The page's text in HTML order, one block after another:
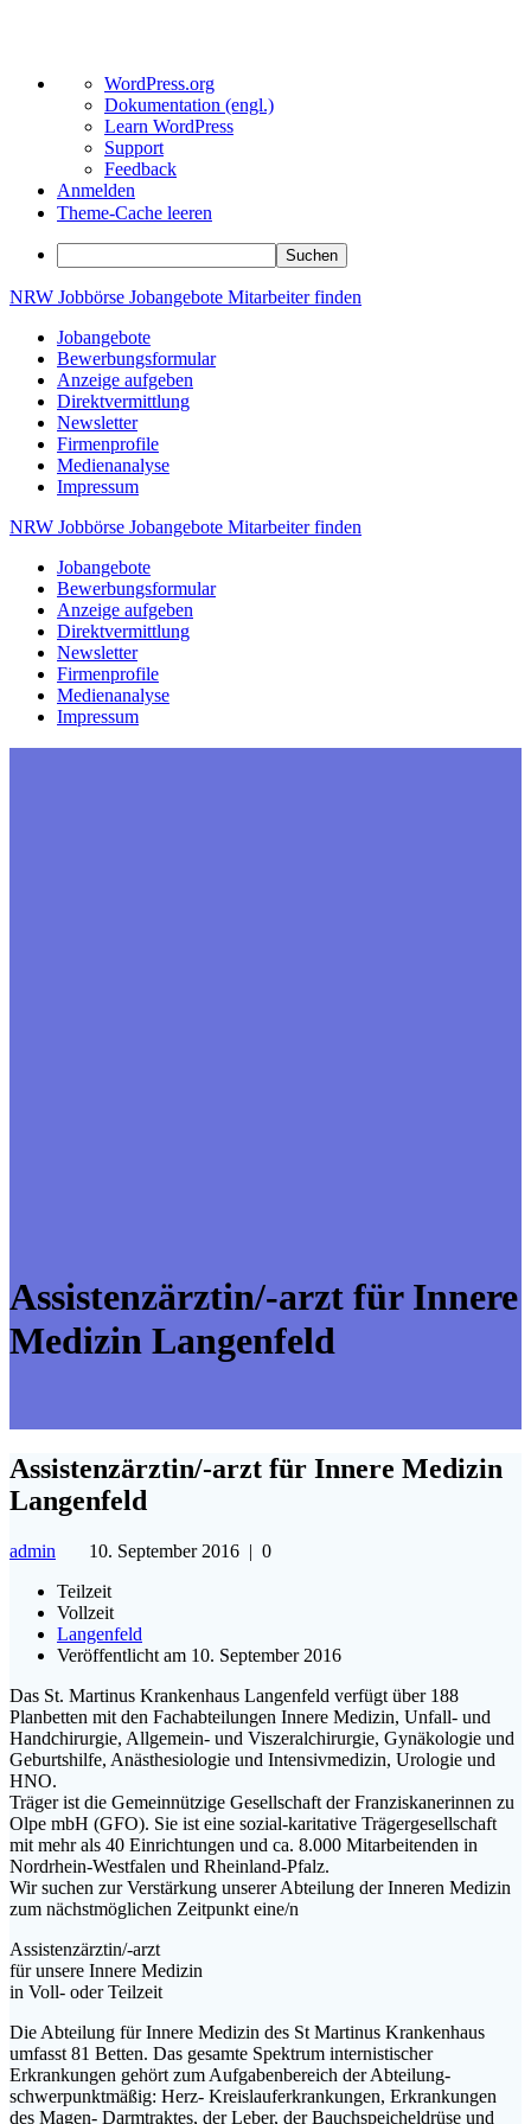
Über
WordPress
WordPress.org
Dokumentation (engl.)
Learn WordPress
Support
Feedback
Anmelden
Theme-Cache leeren
Suchen
Zum
springen
NRW Jobbörse Jobangebote Mitarbeiterfinden
Jobangebote
Bewerbungsformular
Anzeige aufgeben
Direktvermittlung
Newsletter
Firmenprofile
Medienanalyse
Impressum
NRW Jobbörse Jobangebote Mitarbeiterfinden
Jobangebote
Bewerbungsformular
Anzeige aufgeben
Direktvermittlung
Newsletter
Firmenprofile
Medienanalyse
Impressum
Assistenzärztin/-arzt für Innere
Medizin Langenfeld
Assistenzärztin/-arzt für Innere Medizin
Langenfeld
admin 10. September 2016 | 0
Teilzeit
Vollzeit
Langenfeld
Veröffentlicht am 10. September 2016
Das St. Martinus Krankenhaus Langenfeld verfügt über 188
Planbetten mit den Fachabteilungen Innere Medizin, Unfall- und
Handchirurgie, Allgemein- und Viszeralchirurgie, Gynäkologie und
Geburtshilfe, Anästhesiologie und Intensivmedizin, Urologie und
HNO.
Träger ist die Gemeinnützige Gesellschaft der Franziskanerinnen zu
Olpe mbH (GFO). Sie ist eine sozial-karitative Trägergesellschaft
mit mehr als 40 Einrichtungen und ca. 8.000 Mitarbeitenden in
Nordrhein-Westfalen und Rheinland-Pfalz.
Wir suchen zur Verstärkung unserer Abteilung der Inneren Medizin
zum nächstmöglichen Zeitpunkt eine/n
Assistenzärztin/-arzt
für unsere Innere Medizin
in Voll- oder Teilzeit
Die Abteilung für Innere Medizin des St Martinus Krankenhaus
umfasst 81 Betten. Das gesamte Spektrum internistischer
Erkrankungen gehört zum Aufgabenbereich der Abteilung-
schwerpunktmäßig: Herz- Kreislauferkrankungen, Erkrankungen
des Magen- Darmtraktes, der Leber, der Bauchspeicheldrüse und